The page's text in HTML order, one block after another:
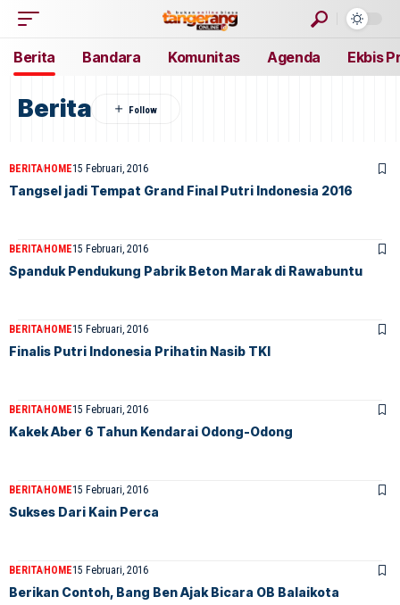
Berita Bandara Komunitas Agenda Ekbis
Berita
BERITAHOME15 Februari, 2016
Tangsel jadi Tempat Grand Final Putri Indonesia 2016
BERITAHOME15 Februari, 2016
Spanduk Pendukung Pabrik Beton Marak di Rawabuntu
BERITAHOME15 Februari, 2016
Finalis Putri Indonesia Prihatin Nasib TKI
BERITAHOME15 Februari, 2016
Kakek Aber 6 Tahun Kendarai Odong-Odong
BERITAHOME15 Februari, 2016
Sukses Dari Kain Perca
BERITAHOME15 Februari, 2016
Berikan Contoh, Bang Ben Ajak Bicara OB Balaikota